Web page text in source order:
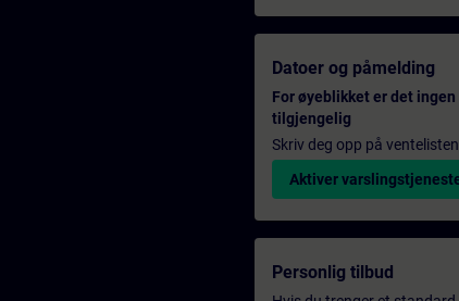
Datoer og påmelding
For øyeblikket er det
tilgjengelig
Skriv deg opp på
Aktiver
Personlig tilbud